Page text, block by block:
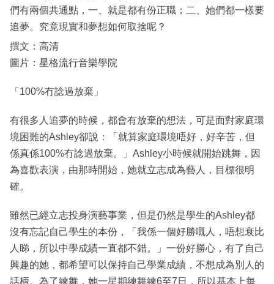
們有兩個共通點，一、就是都有份正職；二、她們都一樣要
追夢。究竟現實和夢想如何取捨呢？
撰文：高清
圖片：星格流行音樂學院
「100%冇諗過放棄」
有很多人追夢的時候，都會有放棄的想法，可是面對家庭環
境困難的Ashley卻說：「就算家庭環境唔好，好辛苦，但
係真係100%冇諗過放棄。」Ashley小時候就開始跳舞，因
為喜歡表演，由那時開始，她就立志成為藝人，目標很明
確。
雖然已經立志投身演藝事業，但是仍然是學生的Ashley都
沒有忘記自己學生的本份，「我係一個好勝嘅人，唔想衰比
人睇，所以中學成績一直都不錯。」一份好勝心，有了自己
興趣的她，都希望可以保持自己學業成績，不想成為別人的
話柄。為了練舞，她一星期練舞練6至7日，所以基本上每